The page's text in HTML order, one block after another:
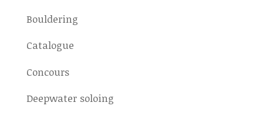
Bouldering
Catalogue
Concours
Deepwater soloing